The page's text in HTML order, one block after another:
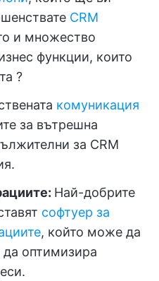
CRM
и множество
функции, които
?
комуникация
за вътрешна
за CRM
Най-добрите
софтуер за
, който може да
оптимизира